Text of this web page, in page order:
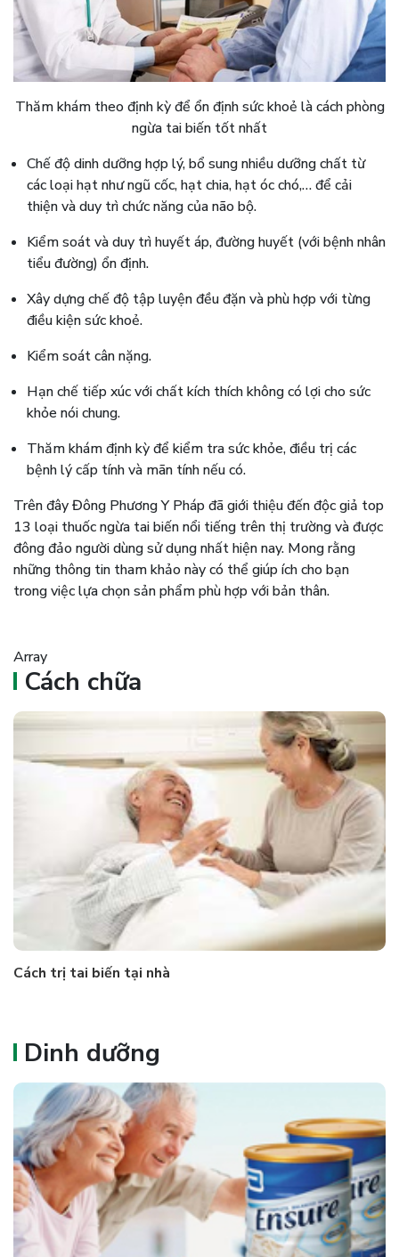
Thăm khám theo định kỳ để ổn định sức khoẻ là cách phòng
ngừa tai biến tốt nhất
Chế độ dinh dưỡng hợp lý, bổ sung nhiều dưỡng chất từ
các loại hạt như ngũ cốc, hạt chia, hạt óc chó,… để cải
thiện và duy trì chức năng của não bộ.
Kiểm soát và duy trì huyết áp, đường huyết (với bệnh nhân
tiểu đường) ổn định.
Xây dựng chế độ tập luyện đều đặn và phù hợp với từng
điều kiện sức khoẻ.
Kiểm soát cân nặng.
Hạn chế tiếp xúc với chất kích thích không có lợi cho sức
khỏe nói chung.
Thăm khám định kỳ để kiểm tra sức khỏe, điều trị các
bệnh lý cấp tính và mãn tính nếu có.
Trên đây Đông Phương Y Pháp đã giới thiệu đến độc giả top
13 loại thuốc ngừa tai biến nổi tiếng trên thị trường và được
đông đảo người dùng sử dụng nhất hiện nay. Mong rằng
những thông tin tham khảo này có thể giúp ích cho bạn
trong việc lựa chọn sản phẩm phù hợp với bản thân.
Array
Cách chữa
Cách trị tai biến tại nhà
Dinh dưỡng